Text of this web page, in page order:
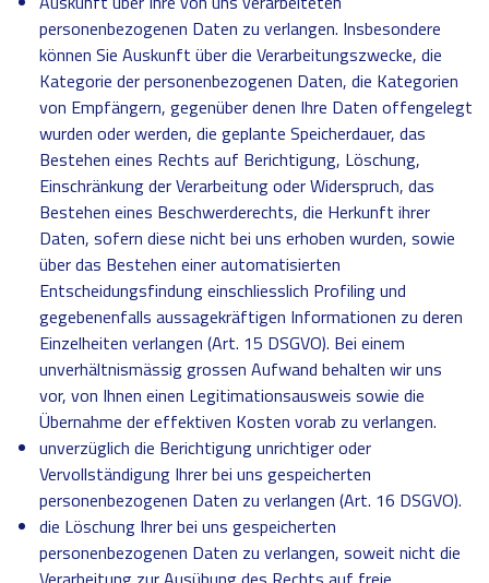
personenbezogenen Daten zu verlangen. Insbesondere
können Sie Auskunft über die Verarbeitungszwecke, die
Kategorie der personenbezogenen Daten, die Kategorien
von Empfängern, gegenüber denen Ihre Daten offengelegt
wurden oder werden, die geplante Speicherdauer, das
Bestehen eines Rechts auf Berichtigung, Löschung,
Einschränkung der Verarbeitung oder Widerspruch, das
Bestehen eines Beschwerderechts, die Herkunft ihrer
Daten, sofern diese nicht bei uns erhoben wurden, sowie
über das Bestehen einer automatisierten
Entscheidungsfindung einschliesslich Profiling und
gegebenenfalls aussagekräftigen Informationen zu deren
Einzelheiten verlangen (Art. 15 DSGVO). Bei einem
unverhältnismässig grossen Aufwand behalten wir uns
vor, von Ihnen einen Legitimationsausweis sowie die
Übernahme der effektiven Kosten vorab zu verlangen.
unverzüglich die Berichtigung unrichtiger oder
Vervollständigung Ihrer bei uns gespeicherten
personenbezogenen Daten zu verlangen (Art. 16 DSGVO).
die Löschung Ihrer bei uns gespeicherten
personenbezogenen Daten zu verlangen, soweit nicht die